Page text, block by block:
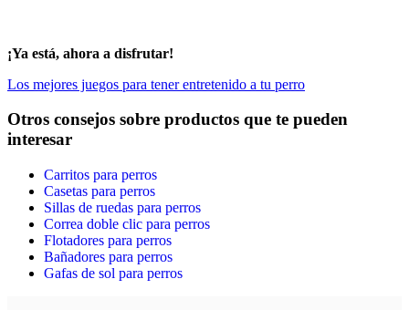
¡Ya está, ahora a disfrutar!
Los mejores juegos para tener entretenido a tu perro
Otros consejos sobre productos que te pueden
interesar
Carritos para perros
Casetas para perros
Sillas de ruedas para perros
Correa doble clic para perros
Flotadores para perros
Bañadores para perros
Gafas de sol para perros